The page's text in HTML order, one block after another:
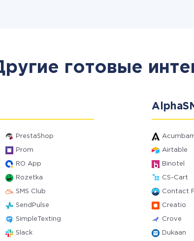
готовые
PrestaShop
Prom
RO App
Rozetka
SMS Club
SendPulse
SimpleTexting
Slack
Airtable
Binotel
CS-Cart
Contact
Creatio
Crove
Dukaan